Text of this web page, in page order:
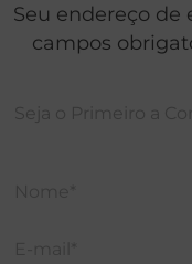
Seu endereço de
campos